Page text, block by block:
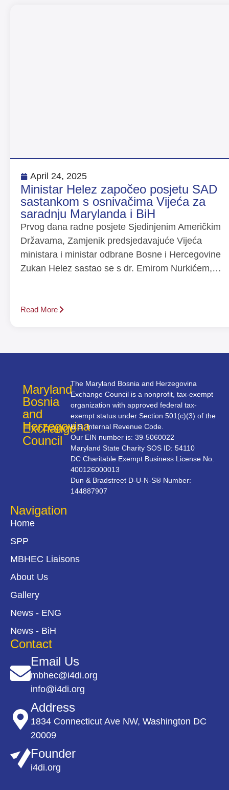
April 24, 2025
Ministar Helez započeo posjetu SAD
sastankom s osnivačima Vijeća za
saradnju Marylanda i BiH
Prvog dana radne posjete Sjedinjenim Američkim
Državama, Zamjenik predsjedavajuće Vijeća
ministara i ministar odbrane Bosne i Hercegovine
Zukan Helez sastao se s dr. Emirom Nurkićem,…
Read More
Maryland
Bosnia
and
Herzegovina
Exchange
Council
The Maryland Bosnia and Herzegovina
Exchange Council is a nonprofit, tax-exempt
organization with approved federal tax-
exempt status under Section 501(c)(3) of the
U.S. Internal Revenue Code.
Our EIN number is: 39-5060022
Maryland State Charity SOS ID: 54110
DC Charitable Exempt Business License No.
400126000013
Dun & Bradstreet D-U-N-S® Number:
144887907
Navigation
Home
SPP
MBHEC Liaisons
About Us
Gallery
News - ENG
News - BiH
Contact
Email Us
mbhec@i4di.org
info@i4di.org
Address
1834 Connecticut Ave NW, Washington DC
20009
Founder
i4di.org